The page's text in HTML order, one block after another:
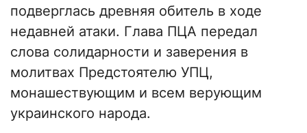
подверглась древняя обитель в ходе
недавней атаки. Глава ПЦА передал
слова солидарности и заверения в
молитвах Предстоятелю УПЦ,
монашествующим и всем верующим
украинского народа.